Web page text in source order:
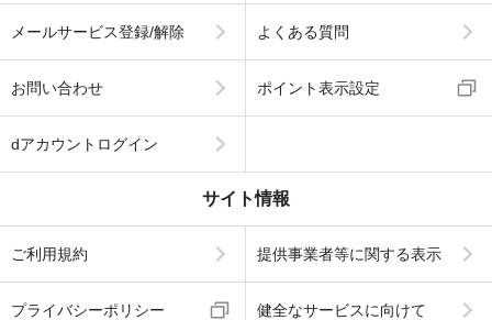
メールサービス登録/解除 よくある質問
お問い合わせ ポイント表示設定
dアカウントログイン
サイト情報
ご利用規約 提供事業者等に関する表示
プライバシーポリシー 健全なサービスに向けて